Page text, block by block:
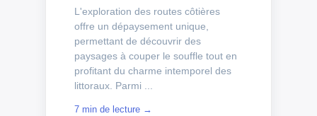
L'exploration des routes côtières
offre un dépaysement unique,
permettant de découvrir des
paysages à couper le souffle tout en
profitant du charme intemporel des
littoraux. Parmi ...
7 min de lecture →